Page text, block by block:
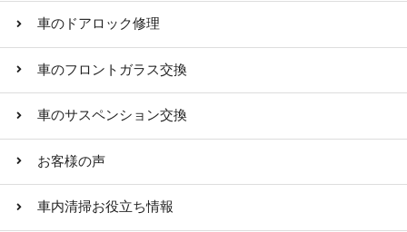
車のドアロック修理
車のフロントガラス交換
車のサスペンション交換
お客様の声
車内清掃お役立ち情報